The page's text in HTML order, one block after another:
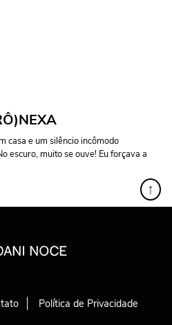
casa e um silêncio incômodo
escuro, muito se ouve! Eu forçava a
↑
Política de Privacidade